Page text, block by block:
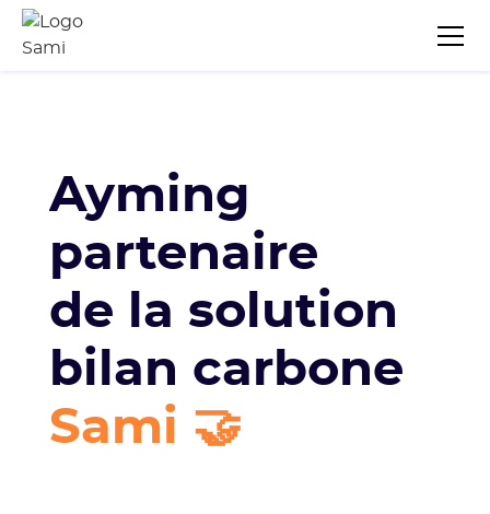
Ayming
partenaire
de la solution
bilan carbone
Sami 🤝